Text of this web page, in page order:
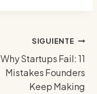
SIGUIENTE
Why Startups Fail: 11
Mistakes Founders
Keep Making